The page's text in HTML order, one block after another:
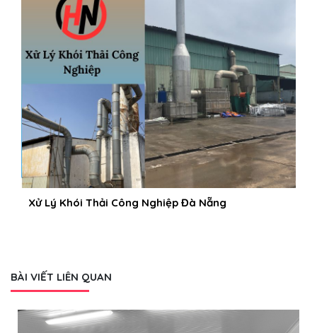
Xử Lý Khói Thải Công Nghiệp Đà Nẵng
BÀI VIẾT LIÊN QUAN